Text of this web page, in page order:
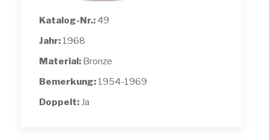
Katalog-Nr.: 49
Jahr: 1968
Material: Bronze
Bemerkung: 1954-1969
Doppelt: Ja